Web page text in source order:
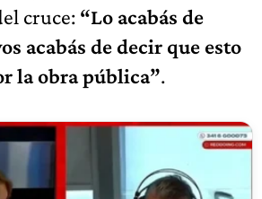
cruce: “Lo acabás de
acabás de decir que esto
la obra pública”.